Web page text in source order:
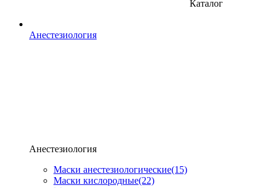
Каталог
Анестезиология
Анестезиология
Маски анестезиологические(15)
Маски кислородные(22)